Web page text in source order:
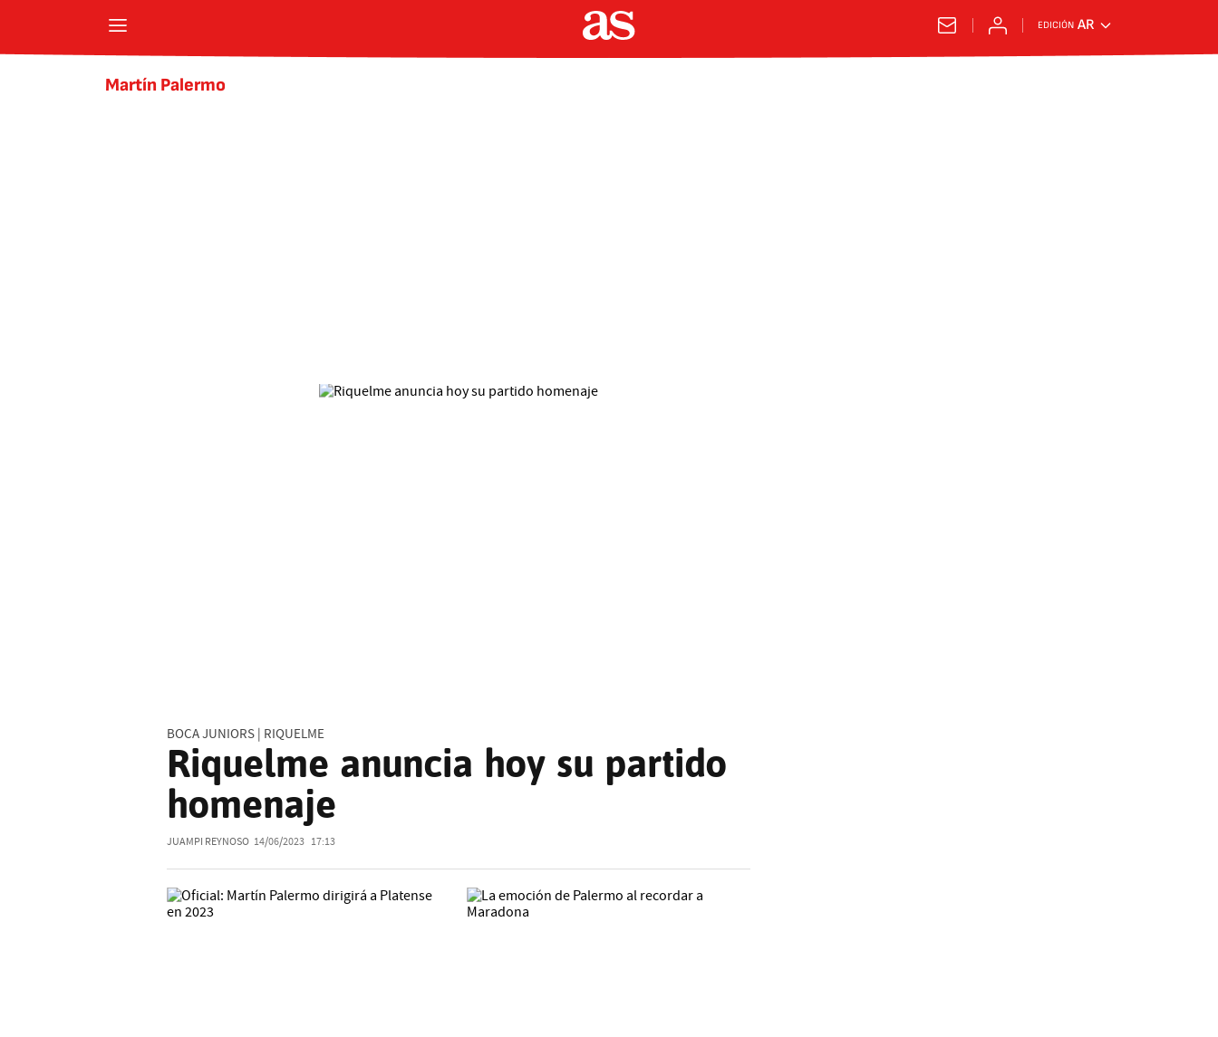
EDICIÓN AR
Martín Palermo
BOCA JUNIORS | RIQUELME
Riquelme anuncia hoy su partido
homenaje
JUAMPI REYNOSO 14/06/2023 17:13